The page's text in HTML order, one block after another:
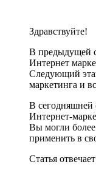
Здравствуйте!
В предыдущей
Интернет
Следующий
маркетинга и
В сегодняшней
Интернет-
Вы могли более
применить в
Статья